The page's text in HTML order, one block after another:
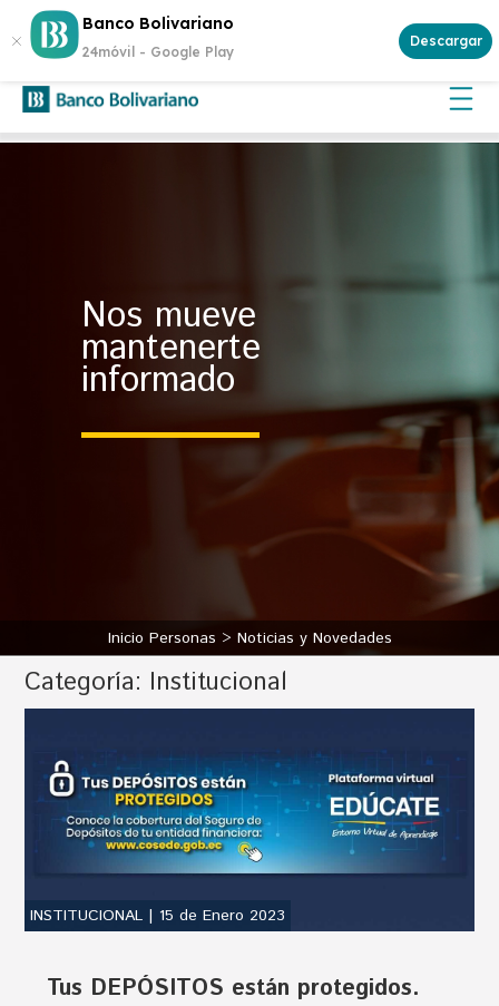
Banco Bolivariano
24móvil - Google Play
Descargar
¿Buscas invertir con seguridad? Genera rentabilidad con un
Certificado de Depósito
Nos mueve
mantenerte
informado
Inicio Personas Noticias y Novedades
Categoría: Institucional
INSTITUCIONAL | 15 de Enero 2023
Tus DEPÓSITOS están protegidos.